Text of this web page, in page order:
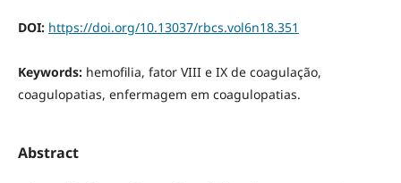
DOI: https://doi.org/10.13037/rbcs.vol6n18.351
Keywords: hemofilia, fator VIII e IX de coagulação,
coagulopatias, enfermagem em coagulopatias.
Abstract